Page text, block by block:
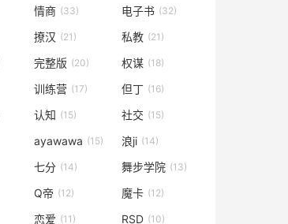
情商 (33) 电子书 (32)
撩汉 (21) 私教 (21)
完整版 (20) 权谋 (18)
训练营 (17) 但丁 (16)
认知 (15) 社交 (15)
ayawawa (15) 浪ji (14)
七分 (14) 舞步学院 (13)
Q帝 (12) 魔卡 (12)
恋爱 (11) RSD (10)